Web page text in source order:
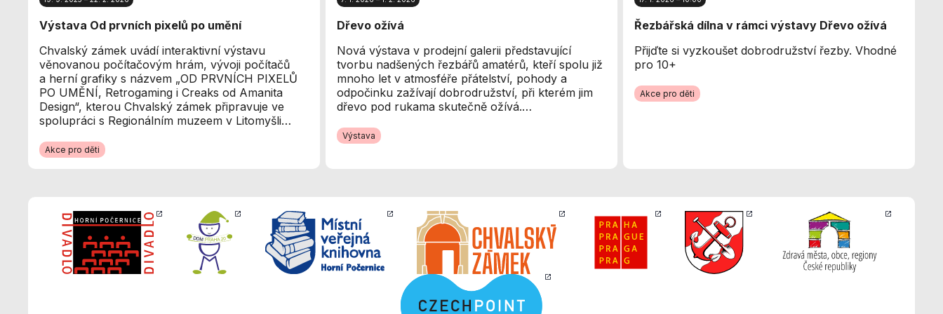
Výstava Od prvních pixelů po umění
Chvalský zámek uvádí interaktivní výstavu
věnovanou počítačovým hrám, vývoji počítačů
a herní grafiky s názvem „OD PRVNÍCH PIXELŮ
PO UMĚNÍ, Retrogaming i Creaks od Amanita
Design“, kterou Chvalský zámek připravuje ve
spolupráci s Regionálním muzeem v Litomyšli…
Akce pro děti
Dřevo ožívá
Nová výstava v prodejní galerii představující
tvorbu nadšených řezbářů amatérů, kteří spolu již
mnoho let v atmosféře přátelství, pohody a
odpočinku zažívají dobrodružství, při kterém jim
dřevo pod rukama skutečně ožívá.…
Výstava
Řezbářská dílna v rámci výstavy Dřevo ožívá
Přijďte si vyzkoušet dobrodružství řezby. Vhodné
pro 10+
Akce pro děti
cookies nám
umožňují
měření výkonu
našeho webu
a našich
stránek. Data
získaná
pomocí těchto
cookies
zpracováváme
souhrnně, bez